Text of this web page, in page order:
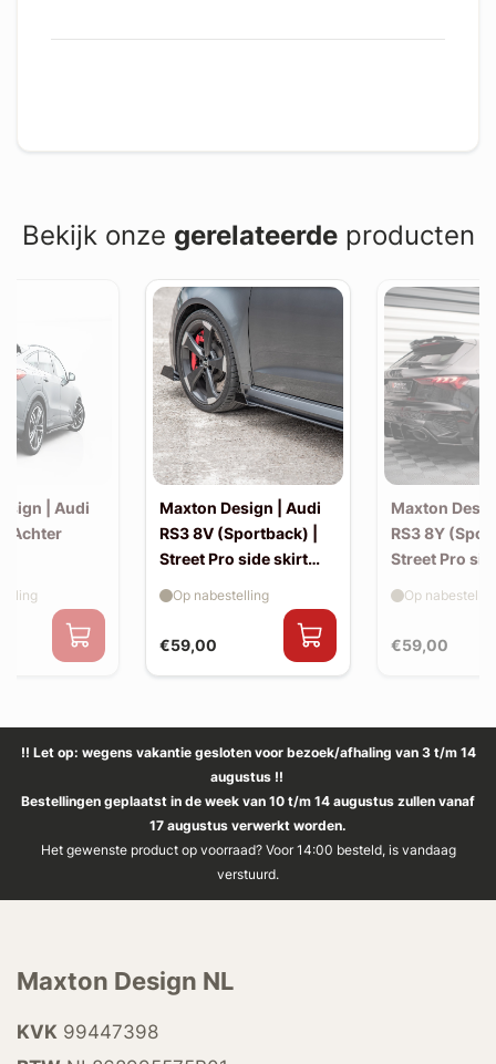
Bekijk onze gerelateerdeproducten
| Audi
| Achter
Maxton Design | Audi
RS3 8V (Sportback) |
Street Pro side skirt
€59,00
Op nabestelling
Maxton
RS3 8Y
Street Pro
€59,00
Op
!! Let op: wegens vakantie gesloten voor bezoek/afhaling van 3 t/m 14
augustus !!
Bestellingen geplaatst in de week van 10 t/m 14 augustus zullen vanaf
17 augustus verwerkt worden.
Het gewenste product op voorraad? Voor 14:00 besteld, is vandaag
verstuurd.
Maxton Design NL
KVK 99447398